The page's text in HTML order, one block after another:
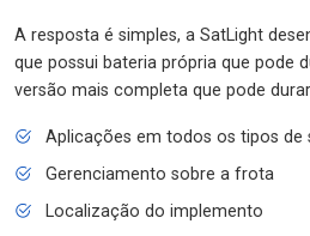
A resposta é simples, a SatLight
que possui bateria própria que pode
versão mais completa que pode
Aplicações em todos os tipos de
Gerenciamento sobre a frota
Localização do implemento